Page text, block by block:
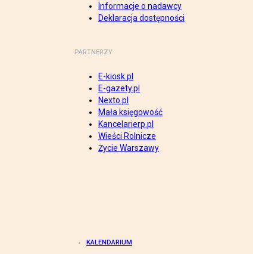
Informacje o nadawcy
Deklaracja dostępności
PARTNERZY
E-kiosk.pl
E-gazety.pl
Nexto.pl
Mała księgowość
Kancelarierp.pl
Wieści Rolnicze
Życie Warszawy
KALENDARIUM